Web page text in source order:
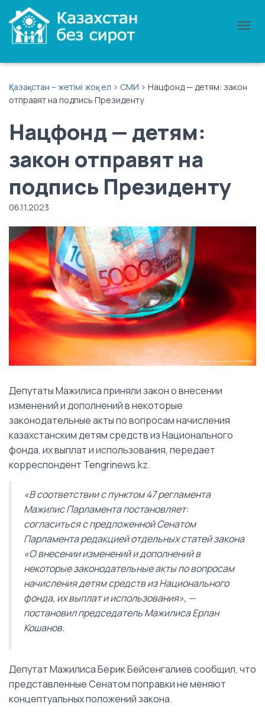
Л
Ц
Қазақстан – жетімі жоқ ел > СМИ > Нацфонд — детям: закон
отправят на подпись Президенту
Нацфонд — детям:
закон отправят на
подпись Президенту
06.11.2023
Депутаты Мажилиса приняли закон о внесении
изменений и дополнений в некоторые
законодательные акты по вопросам начисления
казахстанским детям средств из Национального
фонда, их выплат и использования, передает
корреспондент Tengrinews.kz.
«В соответствии с пунктом 47 регламента
Мажилис Парламента постановляет:
согласиться с предложенной Сенатом
Парламента редакцией отдельных статей закона
«О внесении изменений и дополнений в
некоторые законодательные акты по вопросам
начисления детям средств из Национального
фонда, их выплат и использования», —
постановил председатель Мажилиса Ерлан
Кошанов.
Депутат Мажилиса Берик Бейсенгалиев сообщил, что
представленные Сенатом поправки не меняют
концептуальных положений закона.